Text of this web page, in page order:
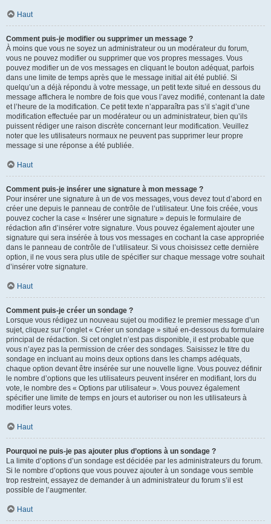
Haut
Comment puis-je modifier ou supprimer un message ?
À moins que vous ne soyez un administrateur ou un modérateur du forum,
vous ne pouvez modifier ou supprimer que vos propres messages. Vous
pouvez modifier un de vos messages en cliquant le bouton adéquat, parfois
dans une limite de temps après que le message initial ait été publié. Si
quelqu’un a déjà répondu à votre message, un petit texte situé en dessous du
message affichera le nombre de fois que vous l’avez modifié, contenant la date
et l’heure de la modification. Ce petit texte n’apparaîtra pas s’il s’agit d’une
modification effectuée par un modérateur ou un administrateur, bien qu’ils
puissent rédiger une raison discrète concernant leur modification. Veuillez
noter que les utilisateurs normaux ne peuvent pas supprimer leur propre
message si une réponse a été publiée.
Haut
Comment puis-je insérer une signature à mon message ?
Pour insérer une signature à un de vos messages, vous devez tout d’abord en
créer une depuis le panneau de contrôle de l’utilisateur. Une fois créée, vous
pouvez cocher la case « Insérer une signature » depuis le formulaire de
rédaction afin d’insérer votre signature. Vous pouvez également ajouter une
signature qui sera insérée à tous vos messages en cochant la case appropriée
dans le panneau de contrôle de l’utilisateur. Si vous choisissez cette dernière
option, il ne vous sera plus utile de spécifier sur chaque message votre souhait
d’insérer votre signature.
Haut
Comment puis-je créer un sondage ?
Lorsque vous rédigez un nouveau sujet ou modifiez le premier message d’un
sujet, cliquez sur l’onglet « Créer un sondage » situé en-dessous du formulaire
principal de rédaction. Si cet onglet n’est pas disponible, il est probable que
vous n’ayez pas la permission de créer des sondages. Saisissez le titre du
sondage en incluant au moins deux options dans les champs adéquats,
chaque option devant être insérée sur une nouvelle ligne. Vous pouvez définir
le nombre d’options que les utilisateurs peuvent insérer en modifiant, lors du
vote, le nombre des « Options par utilisateur ». Vous pouvez également
spécifier une limite de temps en jours et autoriser ou non les utilisateurs à
modifier leurs votes.
Haut
Pourquoi ne puis-je pas ajouter plus d’options à un sondage ?
La limite d’options d’un sondage est décidée par les administrateurs du forum.
Si le nombre d’options que vous pouvez ajouter à un sondage vous semble
trop restreint, essayez de demander à un administrateur du forum s’il est
possible de l’augmenter.
Haut